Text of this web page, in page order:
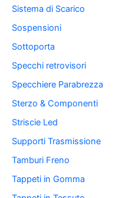
Sistema di Scarico
Sospensioni
Sottoporta
Specchi retrovisori
Specchiere Parabrezza
Sterzo & Componenti
Striscie Led
Supporti Trasmissione
Tamburi Freno
Tappeti in Gomma